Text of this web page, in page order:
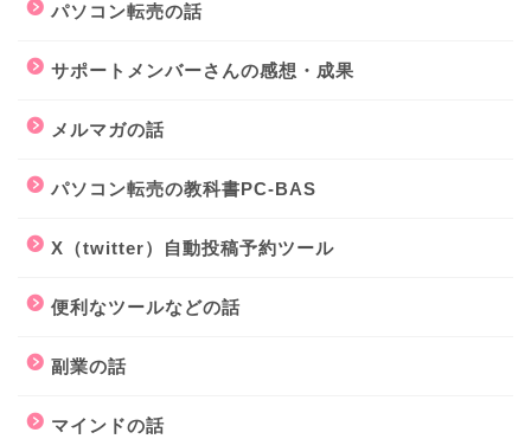
パソコン転売の話
サポートメンバーさんの感想・成果
メルマガの話
パソコン転売の教科書PC-BAS
X（twitter）自動投稿予約ツール
便利なツールなどの話
副業の話
マインドの話